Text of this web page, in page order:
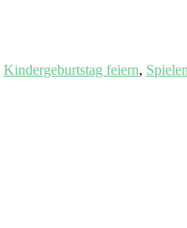
Kindergeburtstag feiern,